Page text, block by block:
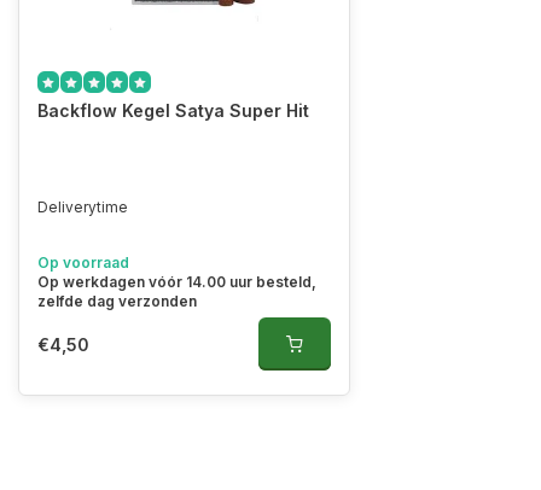
Backflow Kegel Satya Super Hit
Deliverytime
Op voorraad
Op werkdagen vóór 14.00 uur besteld,
zelfde dag verzonden
€4,50